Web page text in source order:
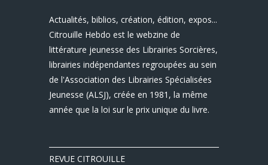
Actualités, biblios, création, édition, expos...
Citrouille Hebdo est le webzine de
littérature jeunesse des Librairies Sorcières,
librairies indépendantes regroupées au sein
de l'Association des Librairies Spécialisées
Jeunesse (ALSJ), créée en 1981, la même
année que la loi sur le prix unique du livre.
REVUE CITROUILLE